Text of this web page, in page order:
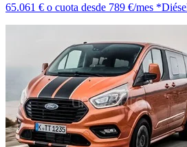
65.061 € o cuota desde 789 €/mes *